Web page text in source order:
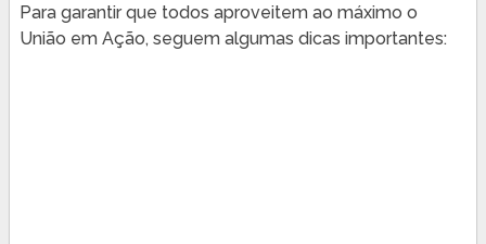
Para garantir que todos aproveitem ao máximo o
União em Ação, seguem algumas dicas importantes: